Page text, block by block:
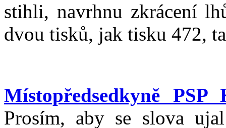
stihli, navrhnu zkrácení
dvou tisků, jak tisku 472,
Místopředsedkyně PSP
Prosím, aby se slova